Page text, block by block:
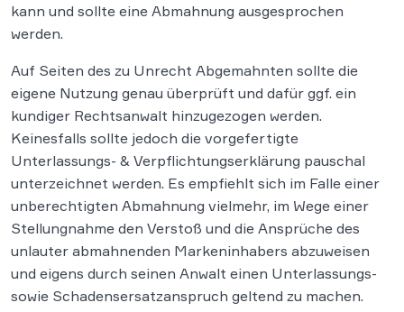
kann und sollte eine Abmahnung ausgesprochen
werden.
Auf Seiten des zu Unrecht Abgemahnten sollte die
eigene Nutzung genau überprüft und dafür ggf. ein
kundiger Rechtsanwalt hinzugezogen werden.
Keinesfalls sollte jedoch die vorgefertigte
Unterlassungs- & Verpflichtungserklärung pauschal
unterzeichnet werden. Es empfiehlt sich im Falle einer
unberechtigten Abmahnung vielmehr, im Wege einer
Stellungnahme den Verstoß und die Ansprüche des
unlauter abmahnenden Markeninhabers abzuweisen
und eigens durch seinen Anwalt einen Unterlassungs-
sowie Schadensersatzanspruch geltend zu machen.